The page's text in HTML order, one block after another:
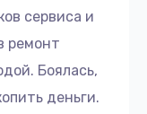
сервиса и
ремонт
Боялась,
деньги.